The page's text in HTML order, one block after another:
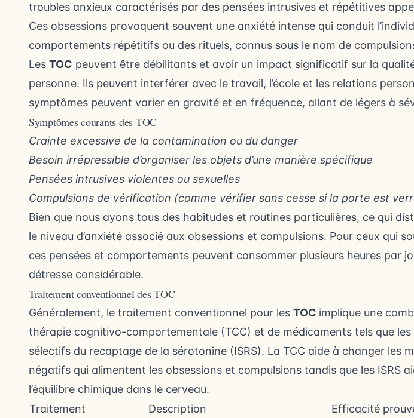
troubles anxieux caractérisés par des pensées intrusives et répétitives
Ces obsessions provoquent souvent une anxiété intense qui conduit
comportements répétitifs ou des rituels, connus sous le nom de
Les TOC peuvent être débilitants et avoir un impact significatif sur la qualité
personne. Ils peuvent interférer avec le travail, l’école et les relations
symptômes peuvent varier en gravité et en fréquence, allant de légers à
Symptômes courants des TOC
Crainte excessive de la contamination ou du danger
Besoin irrépressible d’organiser les objets d’une manière spécifique
Pensées intrusives violentes ou sexuelles
Compulsions de vérification (comme vérifier sans cesse si la porte est
Bien que nous ayons tous des habitudes et routines particulières, ce qui
le niveau d’anxiété associé aux obsessions et compulsions. Pour ceux qui
ces pensées et comportements peuvent consommer plusieurs heures par
détresse considérable.
Traitement conventionnel des TOC
Généralement, le traitement conventionnel pour les TOC implique une
thérapie cognitivo-comportementale (TCC) et de médicaments tels que les
sélectifs du recaptage de la sérotonine (ISRS). La TCC aide à changer les
négatifs qui alimentent les obsessions et compulsions tandis que les ISRS
l’équilibre chimique dans le cerveau.
Traitement
Description Efficacité